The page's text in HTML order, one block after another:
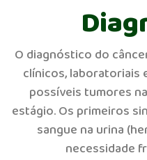
O diagnóstico do
clínicos, laboratoriais
possíveis tumores
estágio. Os primeiros
sangue na urina
necessidade